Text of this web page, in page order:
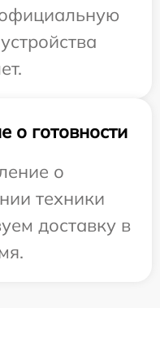
о готовности
о
техники
доставку в